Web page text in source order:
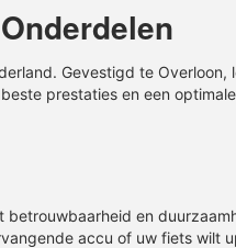
Gevestigd te
prestaties en een
en
accu of uw fiets wilt